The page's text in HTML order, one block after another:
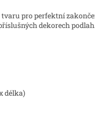
pro perfektní
dekorech
délka)